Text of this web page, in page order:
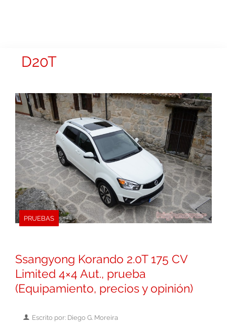
D20T
PRUEBAS
Ssangyong Korando 2.0T 175 CV
Limited 4×4 Aut., prueba
(Equipamiento, precios y opinión)
Escrito por: Diego G. Moreira